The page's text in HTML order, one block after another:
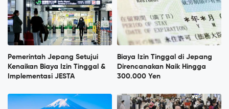
Pemerintah Jepang Setujui
Kenaikan Biaya Izin Tinggal &
Implementasi JESTA
Biaya Izin Tinggal di Jepang
Direncanakan Naik Hingga
300.000 Yen